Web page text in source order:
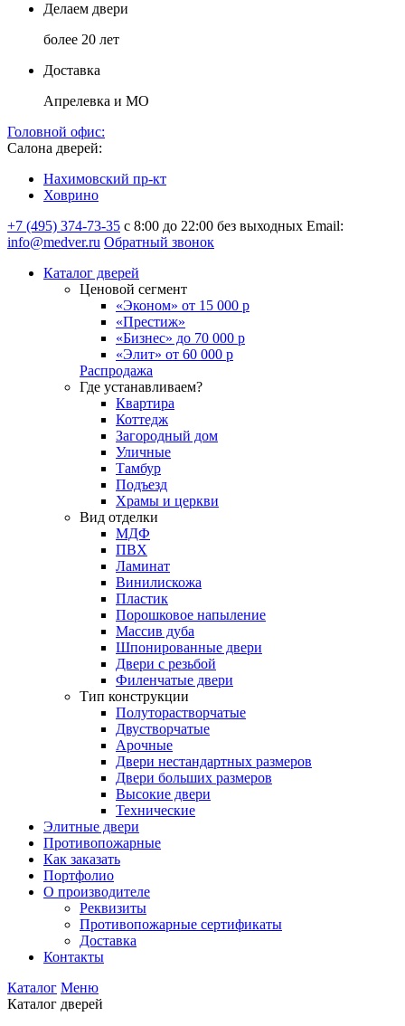
Делаем двери
более 20 лет
Доставка
Апрелевка и МО
Головной офис:
Салона дверей:
Нахимовский пр-кт
Ховрино
+7 (495) 374-73-35 с 8:00 до 22:00 без выходных Email:
info@medver.ru Обратный звонок
Каталог дверей
Ценовой сегмент
«Эконом» от 15 000 р
«Престиж»
«Бизнес» до 70 000 р
«Элит» от 60 000 р
Распродажа
Где устанавливаем?
Квартира
Коттедж
Загородный дом
Уличные
Тамбур
Подъезд
Храмы и церкви
Вид отделки
МДФ
ПВХ
Ламинат
Винилискожа
Пластик
Порошковое напыление
Массив дуба
Шпонированные двери
Двери с резьбой
Филенчатые двери
Тип конструкции
Полуторастворчатые
Двустворчатые
Арочные
Двери нестандартных размеров
Двери больших размеров
Высокие двери
Технические
Элитные двери
Противопожарные
Как заказать
Портфолио
О производителе
Реквизиты
Противопожарные сертификаты
Доставка
Контакты
Каталог Меню
Каталог дверей